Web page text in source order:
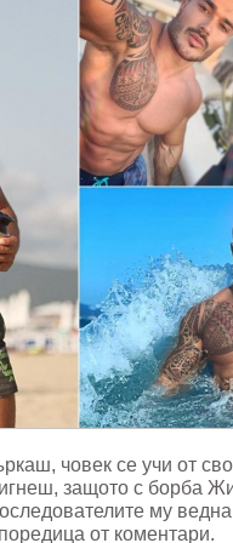
човек се учи от
защото с борба
му
от коментари.